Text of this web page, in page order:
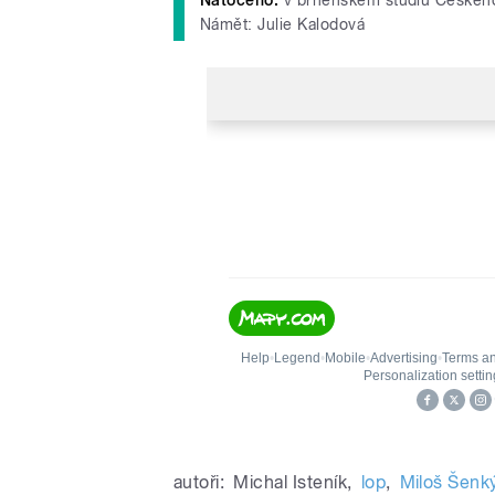
Námět: Julie Kalodová
autoři: Michal Isteník, lop, Miloš